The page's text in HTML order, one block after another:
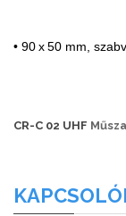
• 90 x 50 mm,
CR-C 02 UHF